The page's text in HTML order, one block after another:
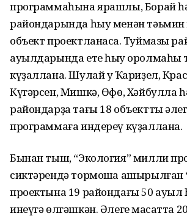
программаһына ярашлы, Борай
райондарында һыу менән тәьмин
объект проектланасаҡ. Туймазы
ауылдарында ете һыу ҡоролмаһы
күҙаллана. Шулай уҡ Ҡариҙел,
Күгәрсен, Мишкә, Өфө, Хәйбулла
райондарҙа тағы 18 объектты
программаға индереү күҙаллана.
Бынан тыш, “Экология” милли
сиктәрендә тормошҡа ашырылған
проектына 19 райондағы 50 ауыл
инеүгә өлгәшкән. Әлеге маҡсатта